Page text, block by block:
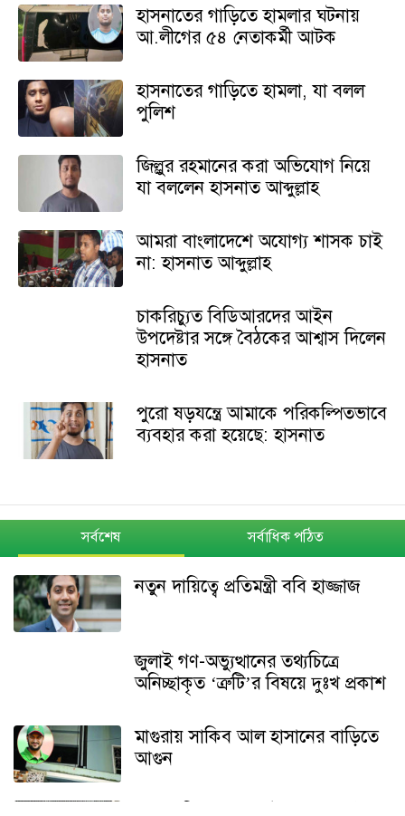
হাসনাতের গাড়িতে হামলার ঘটনায়
আ.লীগের ৫৪ নেতাকর্মী আটক
হাসনাতের গাড়িতে হামলা, যা বলল
পুলিশ
জিল্লুর রহমানের করা অভিযোগ নিয়ে
যা বললেন হাসনাত আব্দুল্লাহ
আমরা বাংলাদেশে অযোগ্য শাসক চাই
না: হাসনাত আব্দুল্লাহ
চাকরিচ্যুত বিডিআরদের আইন
উপদেষ্টার সঙ্গে বৈঠকের আশ্বাস দিলেন
হাসনাত
পুরো ষড়যন্ত্রে আমাকে পরিকল্পিতভাবে
ব্যবহার করা হয়েছে: হাসনাত
সর্বশেষ সর্বাধিক পঠিত
নতুন দায়িত্বে প্রতিমন্ত্রী ববি হাজ্জাজ
জুলাই গণ-অভ্যুত্থানের তথ্যচিত্রে
অনিচ্ছাকৃত ‘ত্রুটি’র বিষয়ে দুঃখ প্রকাশ
মাগুরায় সাকিব আল হাসানের বাড়িতে
আগুন